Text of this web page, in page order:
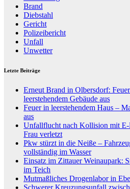
Brand
Diebstahl
Gericht
Polizeibericht
Unfall
Unwetter
Letzte Beiträge
Erneut Brand in Olbersdorf:
leerstehendem Gebäude aus
Feuer in leerstehendem Haus –
aus
Unfallflucht nach Kollision mit
Frau verletzt
Pkw stürzt in die Neiße –
vollständig im Wasser
Einsatz im Zittauer Weinaupark:
im Teich
Mutmaßliches Drogenlabor in
Schwerer Kreuzungsunfall